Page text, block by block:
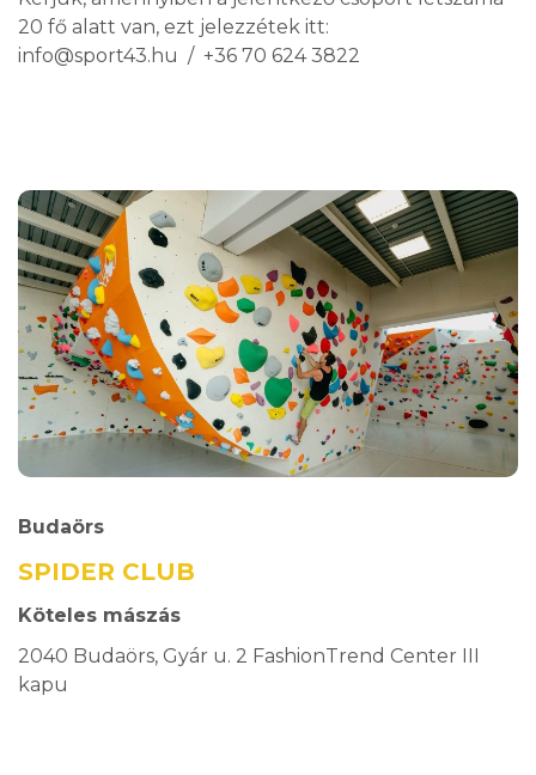
20 fő alatt van, ezt jelezzétek itt:
info@sport43.hu / +36 70 624 3822
Budaörs
SPIDER CLUB
Köteles mászás
2040 Budaörs, Gyár u. 2 FashionTrend Center III
kapu